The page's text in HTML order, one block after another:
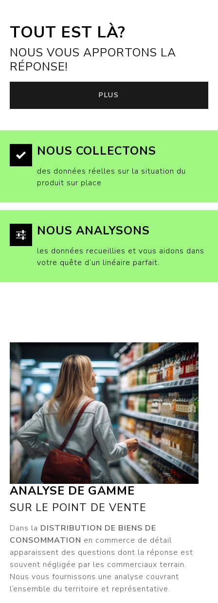
TOUT EST LÀ?
NOUS VOUS APPORTONS LA
RÉPONSE!
PLUS
NOUS COLLECTONS
des données réelles sur la situation du
produit sur place
NOUS ANALYSONS
les données recueillies et vous aidons dans
votre quête d’un linéaire parfait.
ANALYSE DE GAMME
SUR LE POINT DE VENTE
Dans la DISTRIBUTION DE BIENS DE
CONSOMMATION en commerce de détail
apparaissent des questions dont la réponse est
souvent négligée par les commerciaux terrain.
Nous vous fournissons une analyse couvrant
l’ensemble du territoire et représentative.